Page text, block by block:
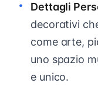
Dettagli
decorativi
come arte,
uno spazio
e unico.